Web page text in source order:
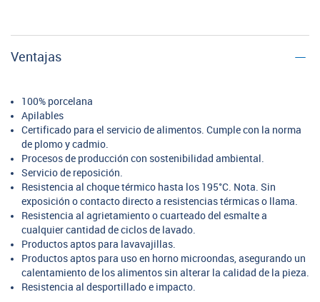
Ventajas
100% porcelana
Apilables
Certificado para el servicio de alimentos. Cumple con la norma
de plomo y cadmio.
Procesos de producción con sostenibilidad ambiental.
Servicio de reposición.
Resistencia al choque térmico hasta los 195°C. Nota. Sin
exposición o contacto directo a resistencias térmicas o llama.
Resistencia al agrietamiento o cuarteado del esmalte a
cualquier cantidad de ciclos de lavado.
Productos aptos para lavavajillas.
Productos aptos para uso en horno microondas, asegurando un
calentamiento de los alimentos sin alterar la calidad de la pieza.
Resistencia al desportillado e impacto.